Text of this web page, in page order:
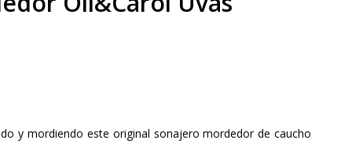
y mordiendo este original sonajero mordedor de caucho